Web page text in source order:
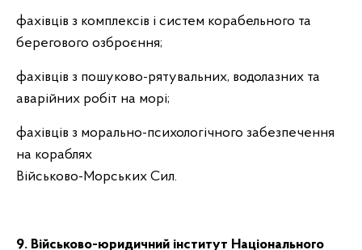
фахівців з комплексів і систем корабельного та
берегового озброєння;
фахівців з пошуково-рятувальних, водолазних та
аварійних робіт на морі;
фахівців з морально-психологічного забезпечення
на кораблях
Військово-Морських Сил.
9. Військово-юридичний інститут Національного